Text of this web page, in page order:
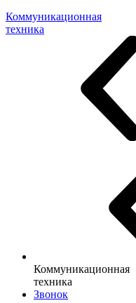
Коммуникационная
техника
Коммуникационная
техника
Звонок